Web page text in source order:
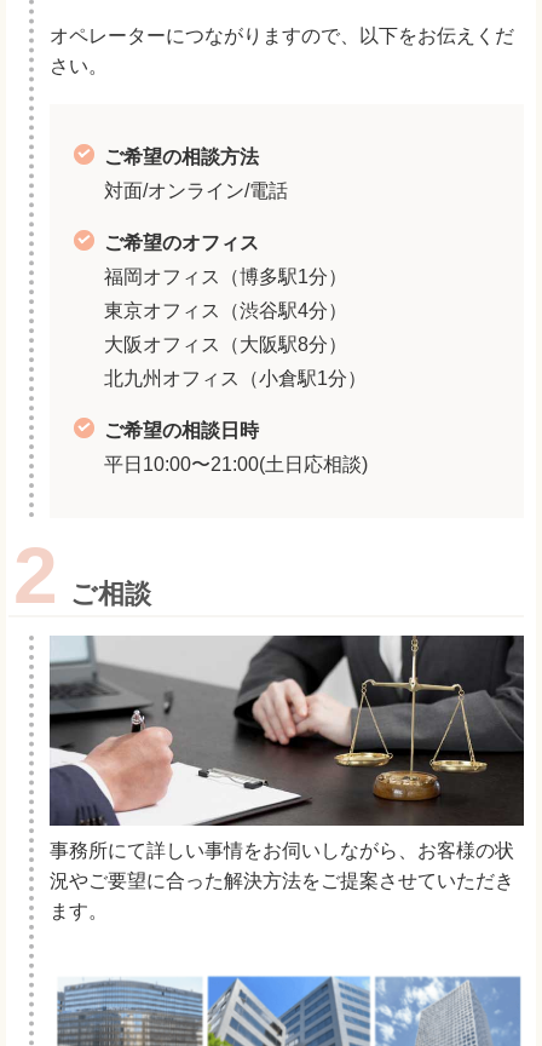
オペレーターにつながりますので、以下をお伝えくだ
さい。
ご希望の相談方法
対面/オンライン/電話
ご希望のオフィス
福岡オフィス（博多駅1分）
東京オフィス（渋谷駅4分）
大阪オフィス（大阪駅8分）
北九州オフィス（小倉駅1分）
ご希望の相談日時
平日10:00〜21:00(土日応相談)
2 ご相談
事務所にて詳しい事情をお伺いしながら、お客様の状
況やご要望に合った解決方法をご提案させていただき
ます。